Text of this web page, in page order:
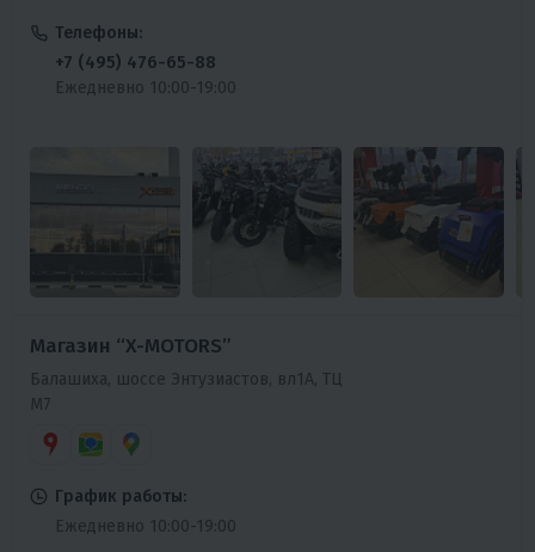
Телефоны:
+7 (495) 476-65-88
Ежедневно 10:00-19:00
Магазин “X-MOTORS”
Балашиха, шоссе Энтузиастов, вл1А, ТЦ
М7
График работы:
Ежедневно 10:00-19:00